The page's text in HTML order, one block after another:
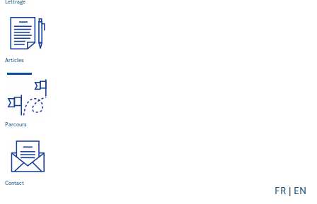
Articles
Parcours
Contact
FR | EN